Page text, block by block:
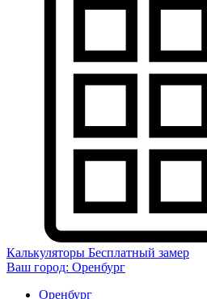
Калькуляторы Бесплатный замер
Ваш город: Оренбург
Оренбург